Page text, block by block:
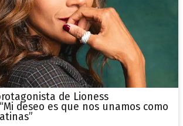
de Lioness
deseo es que nos unamos como